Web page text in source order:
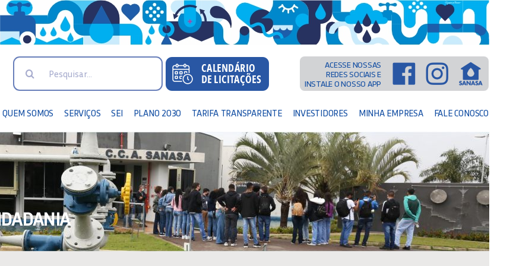
Search
ACESSE NOSSAS
REDES SOCIAIS E
INSTALE O NOSSO APP
QUEM SOMOS SERVIÇOS SEI PLANO 2030 TARIFA TRANSPARENTE INVESTIDORES MINHA EMPRESA FALE CONOSCO